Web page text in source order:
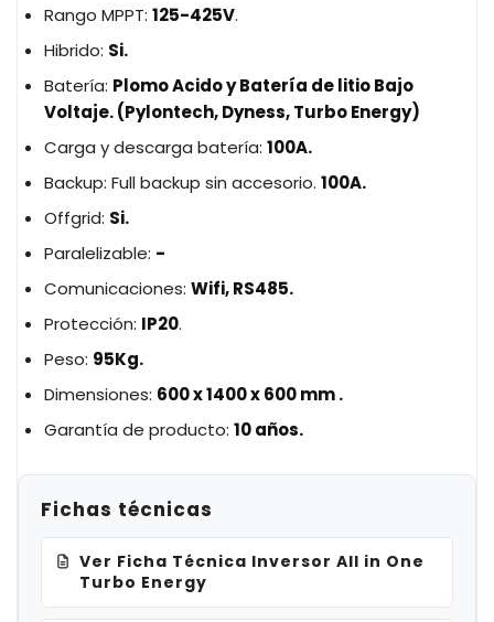
Rango MPPT: 125-425V.
Hibrido: Si.
Batería: Plomo Acido y Batería de litio Bajo
Voltaje. (Pylontech, Dyness, Turbo Energy)
Carga y descarga batería: 100A.
Backup: Full backup sin accesorio. 100A.
Offgrid: Si.
Paralelizable: -
Comunicaciones: Wifi, RS485.
Protección: IP20.
Peso: 95Kg.
Dimensiones: 600 x 1400 x 600 mm .
Garantía de producto: 10 años.
Fichas técnicas
Ver Ficha Técnica Inversor All in One
Turbo Energy